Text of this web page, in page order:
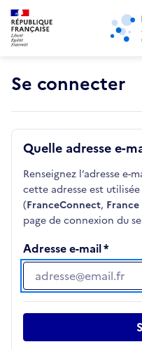
Aller au menu principal
Se connecter
Quelle adresse e-
Renseignez l’adresse e-
cette adresse est
(FranceConnect,
page de connexion du
Adresse e-mail
Adresse e-mail
Retour au début de la page
Panneau de gestion des